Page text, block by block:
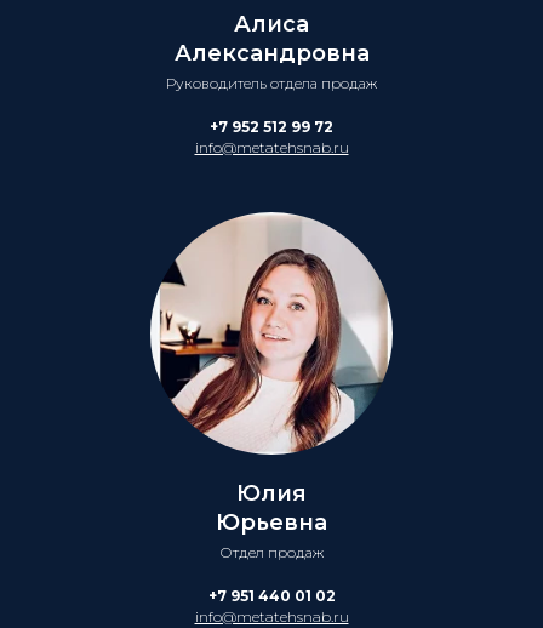
Алиса
Александровна
Руководитель отдела продаж
+7 952 512 99 72
info@metatehsnab.ru
Юлия
Юрьевна
Отдел продаж
+7 951 440 01 02
info@metatehsnab.ru